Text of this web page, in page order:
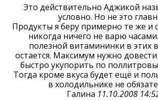
Это действительно Аджикой
условно. Но не это
Продукты я беру примерно те же и
никогда ничего не варю
полезной витамининки в этих
остается. Максимум нужно
быстро укупорить по
Тогда кроме вкуса будет ещё и
в холодильнике не
Галина 11.10.2008